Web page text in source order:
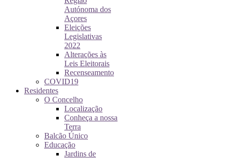
Autónoma dos
Açores
Eleições
Legislativas
2022
Alterações às
Leis Eleitorais
Recenseamento
COVID19
Residentes
O Concelho
Localização
Conheça a nossa
Terra
Balcão Único
Educação
Jardins de